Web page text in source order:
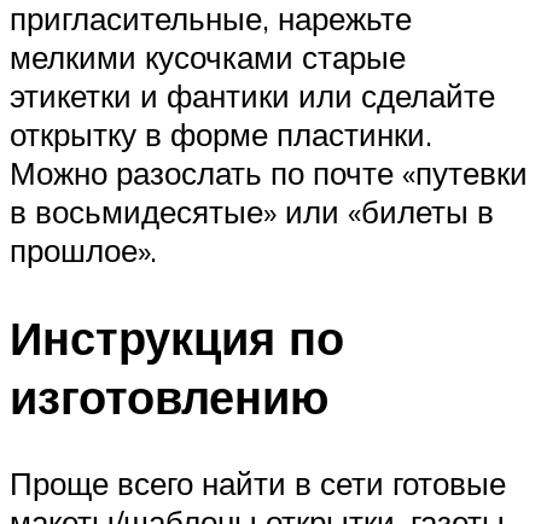
пригласительные, нарежьте
мелкими кусочками старые
этикетки и фантики или сделайте
открытку в форме пластинки.
Можно разослать по почте «путевки
в восьмидесятые» или «билеты в
прошлое».
Инструкция по
изготовлению
Проще всего найти в сети готовые